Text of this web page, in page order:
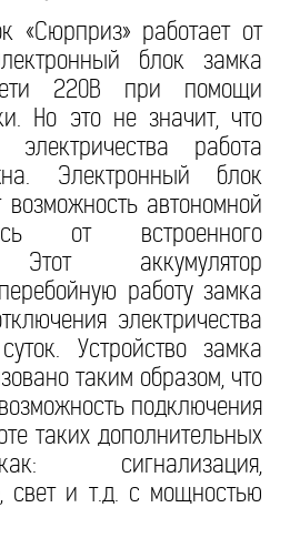
«Сюрприз» работает от
блок замка
220В при помощи
Но это не значит, что
работа
Электронный блок
автономной
от встроенного
Этот аккумулятор
работу замка
электричества
Устройство замка
таким образом, что
подключения
таких дополнительных
сигнализация,
свет и т.д. с мощностью